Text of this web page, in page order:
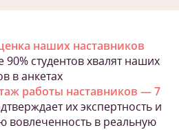
наших наставников
студентов хвалят наших
в анкетах
работы наставников — 7
их экспертность и
вовлеченность в реальную